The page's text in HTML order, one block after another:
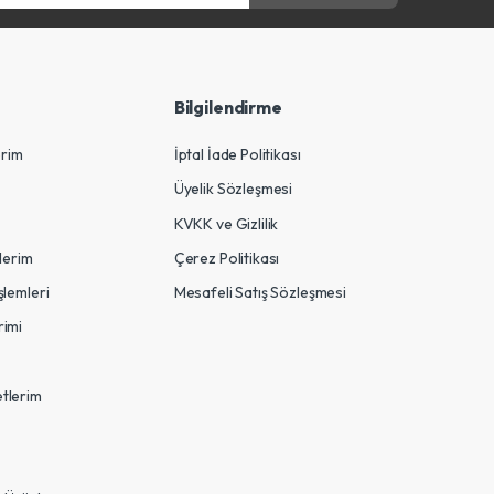
Bilgilendirme
İptal İade Politikası
Üyelik Sözleşmesi
KVKK ve Gizlilik
Çerez Politikası
Mesafeli Satış Sözleşmesi